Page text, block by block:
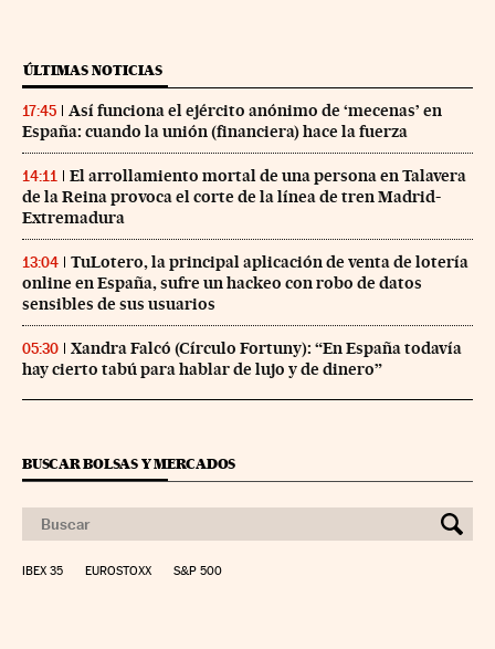
ÚLTIMAS NOTICIAS
17:45
Así funciona el ejército anónimo de ‘mecenas’ en
España: cuando la unión (financiera) hace la fuerza
14:11
El arrollamiento mortal de una persona en Talavera
de la Reina provoca el corte de la línea de tren Madrid-
Extremadura
13:04
TuLotero, la principal aplicación de venta de lotería
online en España, sufre un hackeo con robo de datos
sensibles de sus usuarios
05:30
Xandra Falcó (Círculo Fortuny): “En España todavía
hay cierto tabú para hablar de lujo y de dinero”
BUSCAR BOLSAS Y MERCADOS
IBEX 35 EUROSTOXX S&P 500